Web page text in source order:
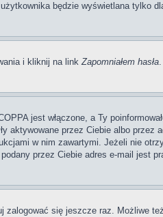
będzie wyświetlana tylko
i kliknij na linkZapomniałem hasła
jest włączone, a Ty
aktywowane przez Ciebie albo przez
w nim zawartymi. Jeżeli nie
przez Ciebie adres e-mail jest
się jeszcze raz. Możliwe